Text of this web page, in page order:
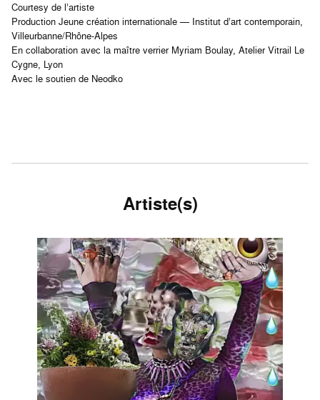
Courtesy de l’artiste
Production Jeune création internationale — Institut d’art contemporain,
Villeurbanne/Rhône-Alpes
En collaboration avec la maître verrier Myriam Boulay, Atelier Vitrail Le
Cygne, Lyon
Avec le soutien de Neodko
Artiste(s)